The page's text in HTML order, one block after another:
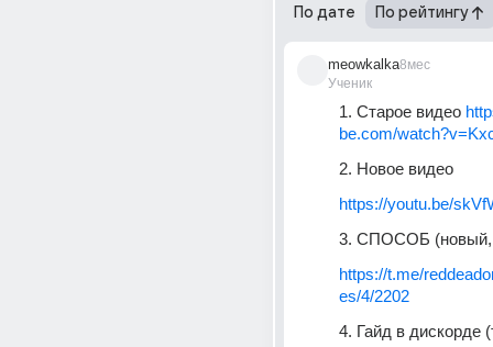
По дате По рейтингу
meowkalka
Ученик
8мес
1. Старое видео
be.com/
2. Новое видео
https://youtu.be/
3. СПОСОБ (новый,
https://t.me/
es/4/2202
4. Гайд в дискорде